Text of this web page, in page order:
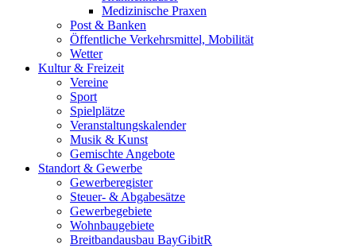
Medizinische Praxen
Post & Banken
Öffentliche Verkehrsmittel, Mobilität
Wetter
Kultur & Freizeit
Vereine
Sport
Spielplätze
Veranstaltungskalender
Musik & Kunst
Gemischte Angebote
Standort & Gewerbe
Gewerberegister
Steuer- & Abgabesätze
Gewerbegebiete
Wohnbaugebiete
Breitbandausbau BayGibitR